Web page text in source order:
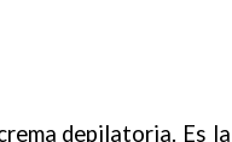
depilatoria. Es la